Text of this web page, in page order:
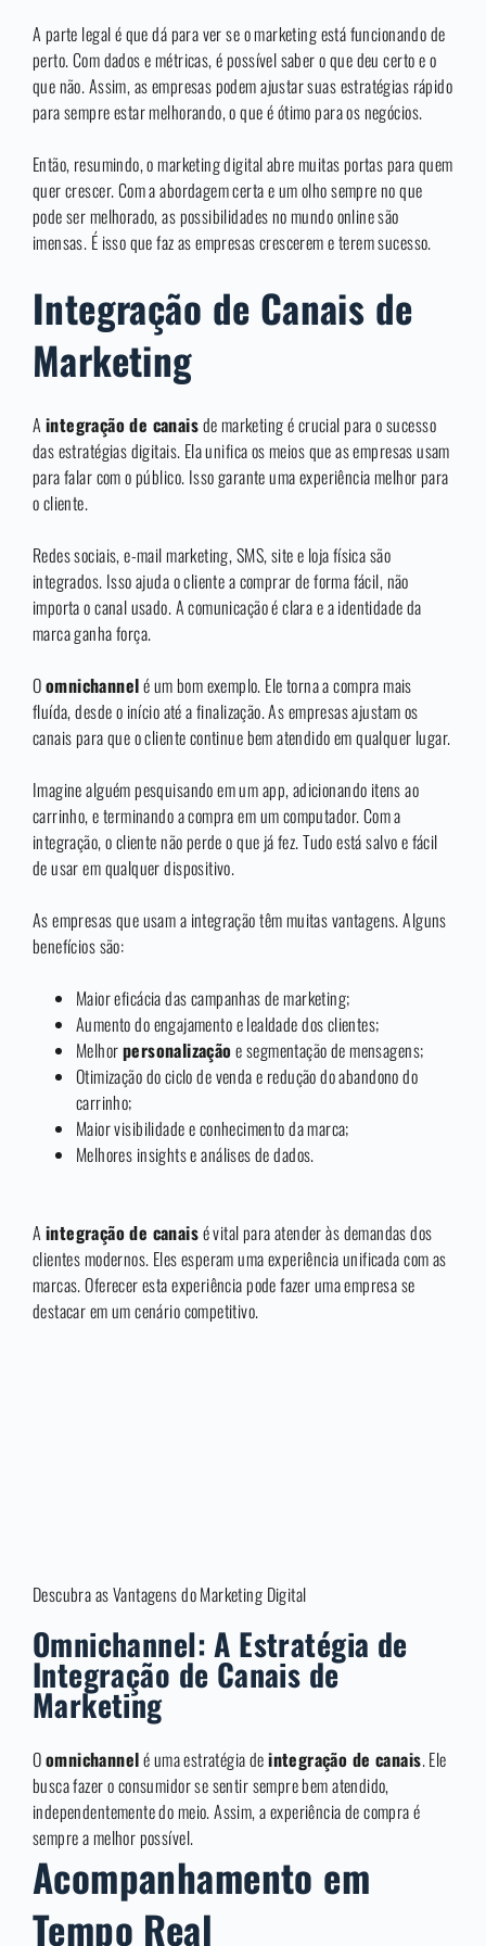
A parte legal é que dá para ver se o marketing está funcionando de
perto. Com dados e métricas, é possível saber o que deu certo e o
que não. Assim, as empresas podem ajustar suas estratégias rápido
para sempre estar melhorando, o que é ótimo para os negócios.
Então, resumindo, o marketing digital abre muitas portas para quem
quer crescer. Com a abordagem certa e um olho sempre no que
pode ser melhorado, as possibilidades no mundo online são
imensas. É isso que faz as empresas crescerem e terem sucesso.
Integração de Canais de
Marketing
A integração de canaisde marketing é crucial para o sucesso
das estratégias digitais. Ela unifica os meios que as empresas usam
para falar com o público. Isso garante uma experiência melhor para
o cliente.
Redes sociais, e-mail marketing, SMS, site e loja física são
integrados. Isso ajuda o cliente a comprar de forma fácil, não
importa o canal usado. A comunicação é clara e a identidade da
marca ganha força.
Oomnichannelé um bom exemplo. Ele torna a compra mais
fluída, desde o início até a finalização. As empresas ajustam os
canais para que o cliente continue bem atendido em qualquer lugar.
Imagine alguém pesquisando em um app, adicionando itens ao
carrinho, e terminando a compra em um computador. Com a
integração, o cliente não perde o que já fez. Tudo está salvo e fácil
de usar em qualquer dispositivo.
As empresas que usam a integração têm muitas vantagens. Alguns
benefícios são:
Maior eficácia das campanhas de marketing;
Aumento do engajamento e lealdade dos clientes;
Melhorpersonalizaçãoe segmentação de mensagens;
Otimização do ciclo de venda e redução do abandono do
carrinho;
Maior visibilidade e conhecimento da marca;
Melhores insights e análises de dados.
A integração de canaisé vital para atender às demandas dos
clientes modernos. Eles esperam uma experiência unificada com as
marcas. Oferecer esta experiência pode fazer uma empresa se
destacar em um cenário competitivo.
Descubra as Vantagens do Marketing Digital
Omnichannel: A Estratégia de
Integração de Canais de
Marketing
Oomnichannelé uma estratégia deintegração de canais. Ele
busca fazer o consumidor se sentir sempre bem atendido,
independentemente do meio. Assim, a experiência de compra é
sempre a melhor possível.
Acompanhamento em
Tempo Real